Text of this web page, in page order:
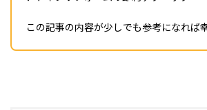
この記事の内容が少しでも参考になれば